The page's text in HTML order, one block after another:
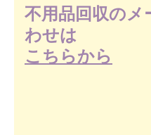
不用品回収の
わせは
こちらから